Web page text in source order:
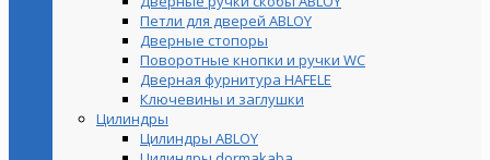
Петли для дверей ABLOY
Дверные стопоры
Поворотные кнопки и ручки WC
Дверная фурнитура HAFELE
Ключевины и заглушки
Цилиндры
Цилиндры ABLOY